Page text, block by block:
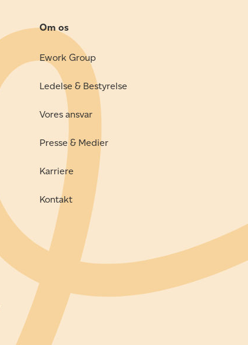
Om os
Ework Group
Ledelse & Bestyrelse
Vores ansvar
Presse & Medier
Karriere
Kontakt